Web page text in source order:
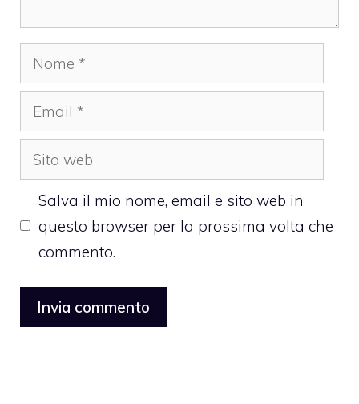
Nome
Email
Sito
web
Salva il mio nome, email e sito web in
questo browser per la prossima volta che
commento.